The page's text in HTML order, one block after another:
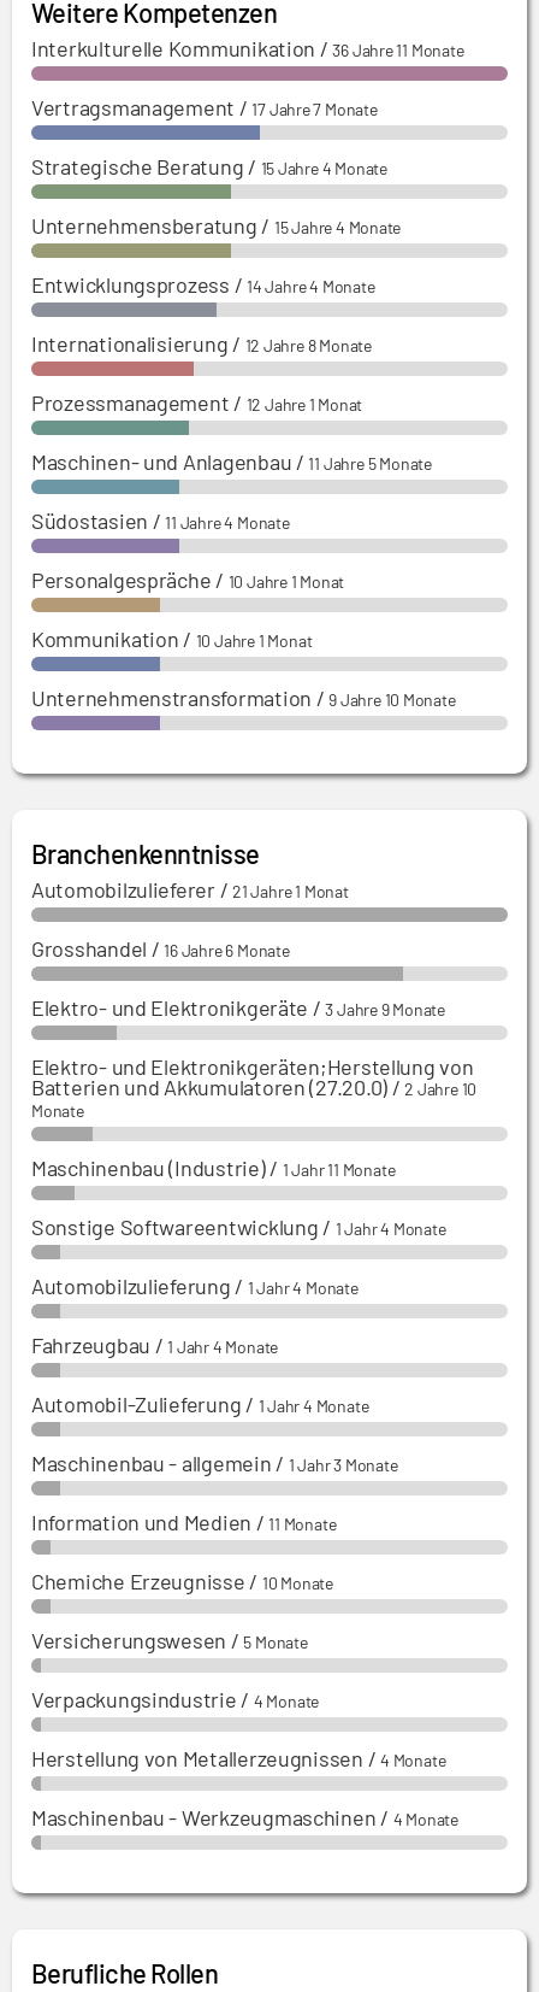
Weitere Kompetenzen
Interkulturelle Kommunikation /36 Jahre 11 Monate
Vertragsmanagement /17 Jahre 7 Monate
Strategische Beratung / 15 Jahre 4 Monate
Unternehmensberatung / 15 Jahre 4 Monate
Entwicklungsprozess /14 Jahre 4 Monate
Internationalisierung / 12 Jahre 8 Monate
Prozessmanagement / 12 Jahre 1 Monat
Maschinen- und Anlagenbau /11 Jahre 5 Monate
Südostasien /11 Jahre 4 Monate
Personalgespräche / 10 Jahre 1 Monat
Kommunikation / 10 Jahre 1 Monat
Unternehmenstransformation /9 Jahre 10 Monate
Branchenkenntnisse
Automobilzulieferer/21 Jahre 1 Monat
Grosshandel /16 Jahre 6 Monate
Elektro- und Elektronikgeräte /3 Jahre 9 Monate
Elektro- und Elektronikgeräten;Herstellung von
Batterien und Akkumulatoren (27.20.0) /2 Jahre 10
Monate
Maschinenbau (Industrie)/ 1 Jahr 11 Monate
Sonstige Softwareentwicklung / 1 Jahr 4 Monate
Automobilzulieferung / 1 Jahr 4 Monate
Fahrzeugbau /1 Jahr 4 Monate
Automobil-Zulieferung / 1 Jahr 4 Monate
Maschinenbau - allgemein / 1 Jahr 3 Monate
Information und Medien /11 Monate
Chemiche Erzeugnisse / 10 Monate
Versicherungswesen / 5 Monate
Verpackungsindustrie / 4 Monate
Herstellung von Metallerzeugnissen /4 Monate
Maschinenbau - Werkzeugmaschinen / 4 Monate
Berufliche Rollen